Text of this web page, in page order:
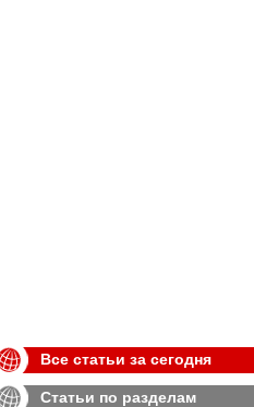
Все статьи за сегодня
Статьи по разделам